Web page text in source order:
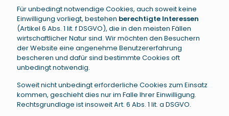
Für unbedingt notwendige Cookies, auch soweit keine
Einwilligung vorliegt, bestehen berechtigte Interessen
(Artikel 6 Abs. 1 lit. f DSGVO), die in den meisten Fällen
wirtschaftlicher Natur sind. Wir möchten den Besuchern
der Website eine angenehme Benutzererfahrung
bescheren und dafür sind bestimmte Cookies oft
unbedingt notwendig.
Soweit nicht unbedingt erforderliche Cookies zum Einsatz
kommen, geschieht dies nur im Falle Ihrer Einwilligung.
Rechtsgrundlage ist insoweit Art. 6 Abs. 1 lit. a DSGVO.